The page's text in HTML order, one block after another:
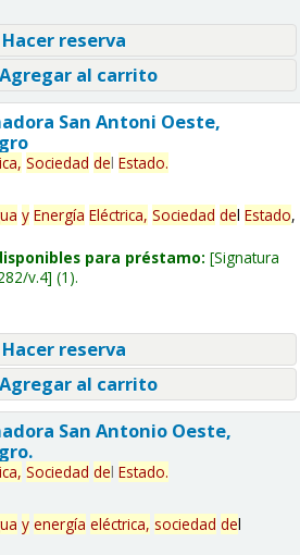
reserva
al carrito
San Antoni Oeste,
Sociedad del Estado.
y Energía Eléctrica, Sociedad del Estado,
para préstamo: Signatura
v.4 (1).
reserva
al carrito
San Antonio Oeste,
Sociedad del Estado.
y energía eléctrica, sociedad del